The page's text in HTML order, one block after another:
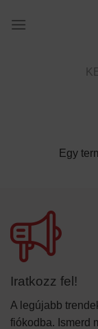
Egy
Iratkozz fel!
A legújabb
fiókodba. Ismerd